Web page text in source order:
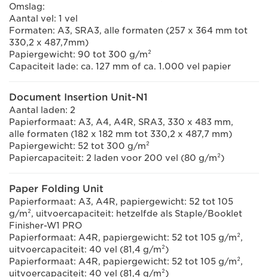
Omslag:
Aantal vel: 1 vel
Formaten: A3, SRA3, alle formaten (257 x 364 mm tot
330,2 x 487,7mm)
Papiergewicht: 90 tot 300 g/m²
Capaciteit lade: ca. 127 mm of ca. 1.000 vel papier
Document Insertion Unit-N1
Aantal laden: 2
Papierformaat: A3, A4, A4R, SRA3, 330 x 483 mm,
alle formaten (182 x 182 mm tot 330,2 x 487,7 mm)
Papiergewicht: 52 tot 300 g/m²
Papiercapaciteit: 2 laden voor 200 vel (80 g/m²)
Paper Folding Unit
Papierformaat: A3, A4R, papiergewicht: 52 tot 105
g/m², uitvoercapaciteit: hetzelfde als Staple/Booklet
Finisher-W1 PRO
Papierformaat: A4R, papiergewicht: 52 tot 105 g/m²,
uitvoercapaciteit: 40 vel (81,4 g/m²)
Papierformaat: A4R, papiergewicht: 52 tot 105 g/m²,
uitvoercapaciteit: 40 vel (81,4 g/m²)